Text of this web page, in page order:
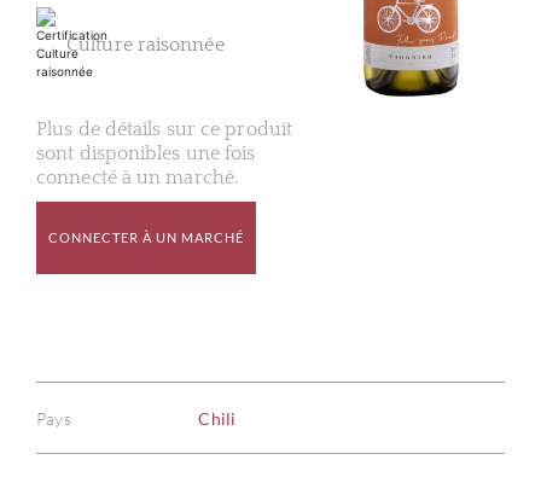
Culture raisonnée
Plus de détails sur ce produit
sont disponibles une fois
connecté à un marché.
CONNECTER À UN MARCHÉ
Pays Chili